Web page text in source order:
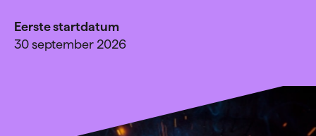
Eerste startdatum
30 september 2026